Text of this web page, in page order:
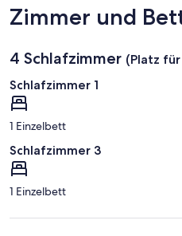
Zimmer und
4 Schlafzimmer (Platz
Schlafzimmer 1
1 Einzelbett
Schlafzimmer 3
1 Einzelbett